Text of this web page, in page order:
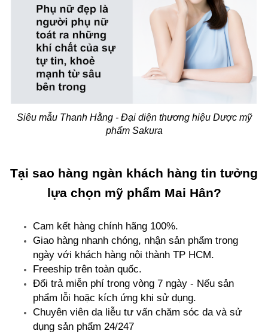
Siêu mẫu Thanh Hằng - Đại diện thương hiệu Dược mỹ
phẩm Sakura
Tại sao hàng ngàn khách hàng tin tưởng
lựa chọn mỹ phẩm Mai Hân?
Cam kết hàng chính hãng 100%.
Giao hàng nhanh chóng, nhận sản phẩm trong
ngày với khách hàng nội thành TP HCM.
Freeship trên toàn quốc.
Đổi trả miễn phí trong vòng 7 ngày - Nếu sản
phẩm lỗi hoặc kích ứng khi sử dụng.
Chuyên viên da liễu tư vấn chăm sóc da và sử
dụng sản phẩm 24/247